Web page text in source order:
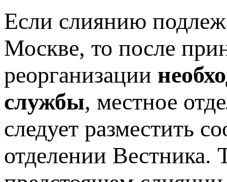
Если слиянию
Москве, то после
реорганизации
службы, местное
следует разместить
отделении Вестника.